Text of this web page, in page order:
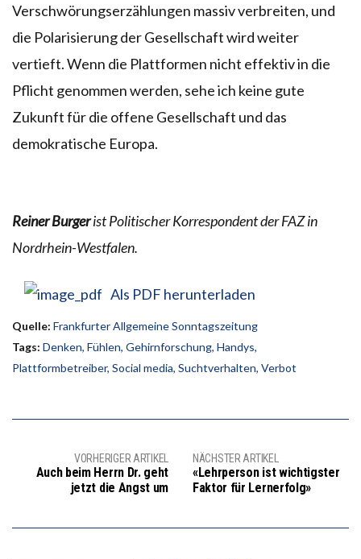
Verschwörungserzählungen massiv verbreiten, und
die Polarisierung der Gesellschaft wird weiter
vertieft. Wenn die Plattformen nicht effektiv in die
Pflicht genommen werden, sehe ich keine gute
Zukunft für die offene Gesellschaft und das
demokratische Europa.
Reiner Burgerist Politischer Korrespondent der FAZ in
Nordrhein-Westfalen.
Als PDF herunterladen
Quelle: Frankfurter Allgemeine Sonntagszeitung
Tags: Denken, Fühlen, Gehirnforschung, Handys,
Plattformbetreiber, Social media, Suchtverhalten, Verbot
VORHERIGER ARTIKEL
Auch beim Herrn Dr. geht
jetzt die Angst um
NÄCHSTER ARTIKEL
«Lehrperson ist wichtigster
Faktor für Lernerfolg»